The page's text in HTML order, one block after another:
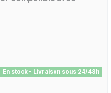
En stock - Livraison sous 24/48h